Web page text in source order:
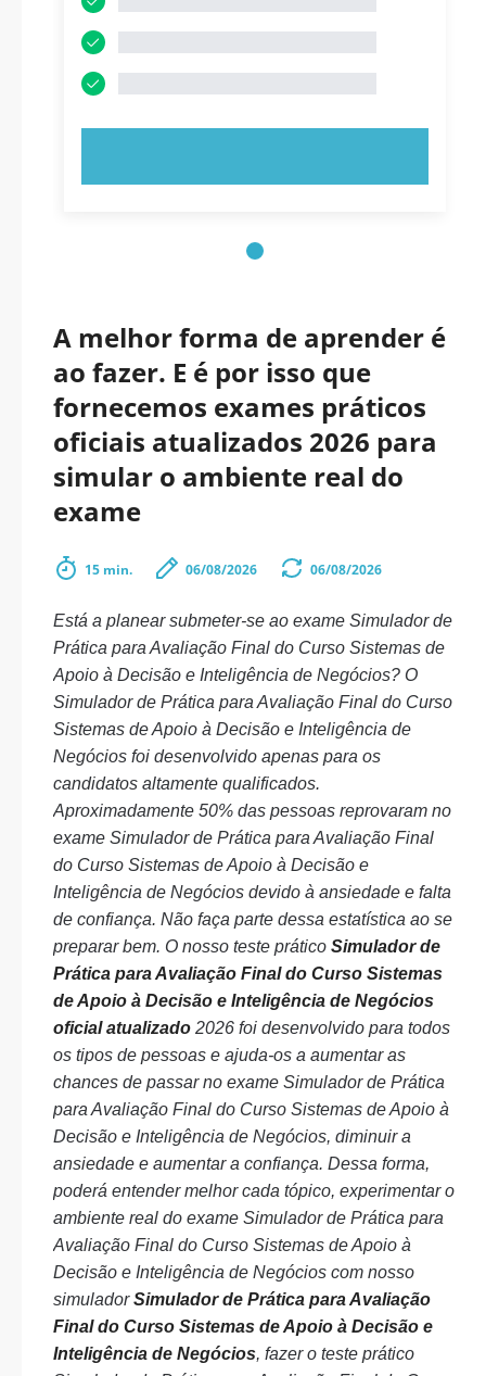
A melhor forma de aprender é
ao fazer. E é por isso que
fornecemos exames práticos
oficiais atualizados 2026 para
simular o ambiente real do
exame
15 min. 06/08/2026 06/08/2026
Está a planear submeter-se ao exame Simulador de
Prática para Avaliação Final do Curso Sistemas de
Apoio à Decisão e Inteligência de Negócios? O
Simulador de Prática para Avaliação Final do Curso
Sistemas de Apoio à Decisão e Inteligência de
Negócios foi desenvolvido apenas para os
candidatos altamente qualificados.
Aproximadamente 50% das pessoas reprovaram no
exame Simulador de Prática para Avaliação Final
do Curso Sistemas de Apoio à Decisão e
Inteligência de Negócios devido à ansiedade e falta
de confiança. Não faça parte dessa estatística ao se
preparar bem. O nosso teste prático Simulador de
Prática para Avaliação Final do Curso Sistemas
de Apoio à Decisão e Inteligência de Negócios
oficial atualizado 2026 foi desenvolvido para todos
os tipos de pessoas e ajuda-os a aumentar as
chances de passar no exame Simulador de Prática
para Avaliação Final do Curso Sistemas de Apoio à
Decisão e Inteligência de Negócios, diminuir a
ansiedade e aumentar a confiança. Dessa forma,
poderá entender melhor cada tópico, experimentar o
ambiente real do exame Simulador de Prática para
Avaliação Final do Curso Sistemas de Apoio à
Decisão e Inteligência de Negócios com nosso
simuladorSimulador de Prática para Avaliação
Final do Curso Sistemas de Apoio à Decisão e
Inteligência de Negócios, fazer o teste prático